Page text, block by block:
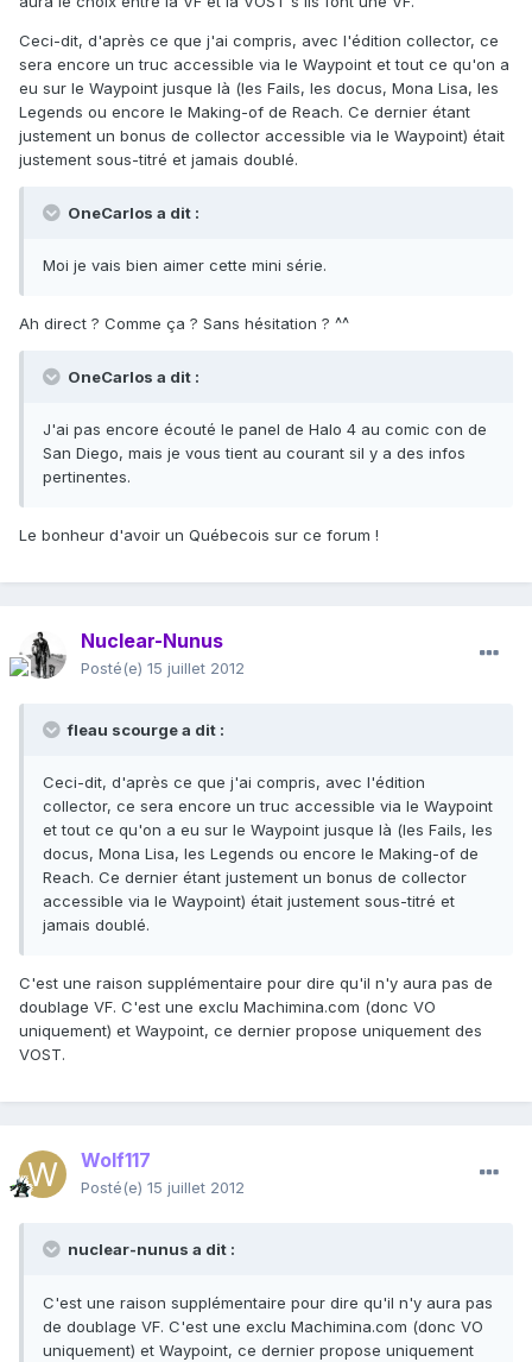
Ceci-dit, d'après ce que j'ai compris, avec l'édition collector, ce
sera encore un truc accessible via le Waypoint et tout ce qu'on a
eu sur le Waypoint jusque là (les Fails, les docus, Mona Lisa, les
Legends ou encore le Making-of de Reach. Ce dernier étant
justement un bonus de collector accessible via le Waypoint) était
justement sous-titré et jamais doublé.
OneCarlos a dit :
Moi je vais bien aimer cette mini série.
Ah direct ? Comme ça ? Sans hésitation ? ^^
OneCarlos a dit :
J'ai pas encore écouté le panel de Halo 4 au comic con de
San Diego, mais je vous tient au courant sil y a des infos
pertinentes.
Le bonheur d'avoir un Québecois sur ce forum !
Nuclear-Nunus
Posté(e) 15 juillet 2012
fleau scourge a dit :
Ceci-dit, d'après ce que j'ai compris, avec l'édition
collector, ce sera encore un truc accessible via le Waypoint
et tout ce qu'on a eu sur le Waypoint jusque là (les Fails, les
docus, Mona Lisa, les Legends ou encore le Making-of de
Reach. Ce dernier étant justement un bonus de collector
accessible via le Waypoint) était justement sous-titré et
jamais doublé.
C'est une raison supplémentaire pour dire qu'il n'y aura pas de
doublage VF. C'est une exclu Machimina.com (donc VO
uniquement) et Waypoint, ce dernier propose uniquement des
VOST.
Wolf117
Posté(e) 15 juillet 2012
nuclear-nunus a dit :
C'est une raison supplémentaire pour dire qu'il n'y aura pas
de doublage VF. C'est une exclu Machimina.com (donc VO
uniquement) et Waypoint, ce dernier propose uniquement